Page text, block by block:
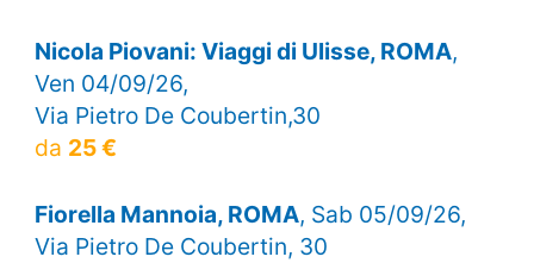
Nicola Piovani: Viaggi di Ulisse, ROMA,
Ven 04/09/26,
Via Pietro De Coubertin,30
da 25 €
Fiorella Mannoia, ROMA, Sab 05/09/26,
Via Pietro De Coubertin, 30